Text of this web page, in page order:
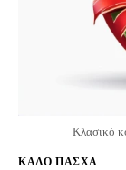
Κλασικό
ΚΑΛΌ ΠΆΣΧΑ